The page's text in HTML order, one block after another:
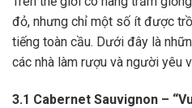
đỏ, nhưng chỉ một số ít được
tiếng toàn cầu. Dưới đây là
các nhà làm rượu và người yêu
3.1 Cabernet Sauvignon –